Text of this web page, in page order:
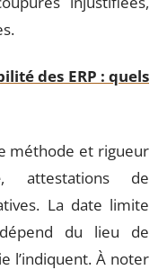
des ERP : quels
méthode et rigueur
, attestations de
La date limite
du lieu de
l’indiquent. À noter